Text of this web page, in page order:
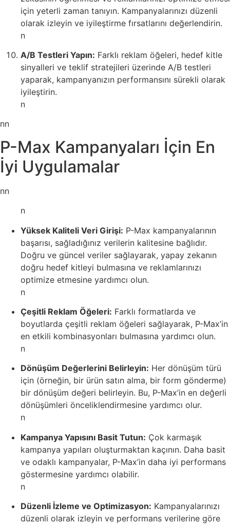
için yeterli zaman tanıyın. Kampanyalarınızı düzenli
olarak izleyin ve iyileştirme fırsatlarını değerlendirin.
n
A/B Testleri Yapın: Farklı reklam öğeleri, hedef kitle
sinyalleri ve teklif stratejileri üzerinde A/B testleri
yaparak, kampanyanızın performansını sürekli olarak
iyileştirin.
n
nn
P-Max Kampanyaları İçin En
İyi Uygulamalar
nn
n
Yüksek Kaliteli Veri Girişi: P-Max kampanyalarının
başarısı, sağladığınız verilerin kalitesine bağlıdır.
Doğru ve güncel veriler sağlayarak, yapay zekanın
doğru hedef kitleyi bulmasına ve reklamlarınızı
optimize etmesine yardımcı olun.
n
Çeşitli Reklam Öğeleri: Farklı formatlarda ve
boyutlarda çeşitli reklam öğeleri sağlayarak, P-Max’in
en etkili kombinasyonları bulmasına yardımcı olun.
n
Dönüşüm Değerlerini Belirleyin: Her dönüşüm türü
için (örneğin, bir ürün satın alma, bir form gönderme)
bir dönüşüm değeri belirleyin. Bu, P-Max’in en değerli
dönüşümleri önceliklendirmesine yardımcı olur.
n
Kampanya Yapısını Basit Tutun: Çok karmaşık
kampanya yapıları oluşturmaktan kaçının. Daha basit
ve odaklı kampanyalar, P-Max’in daha iyi performans
göstermesine yardımcı olabilir.
n
Düzenli İzleme ve Optimizasyon: Kampanyalarınızı
düzenli olarak izleyin ve performans verilerine göre